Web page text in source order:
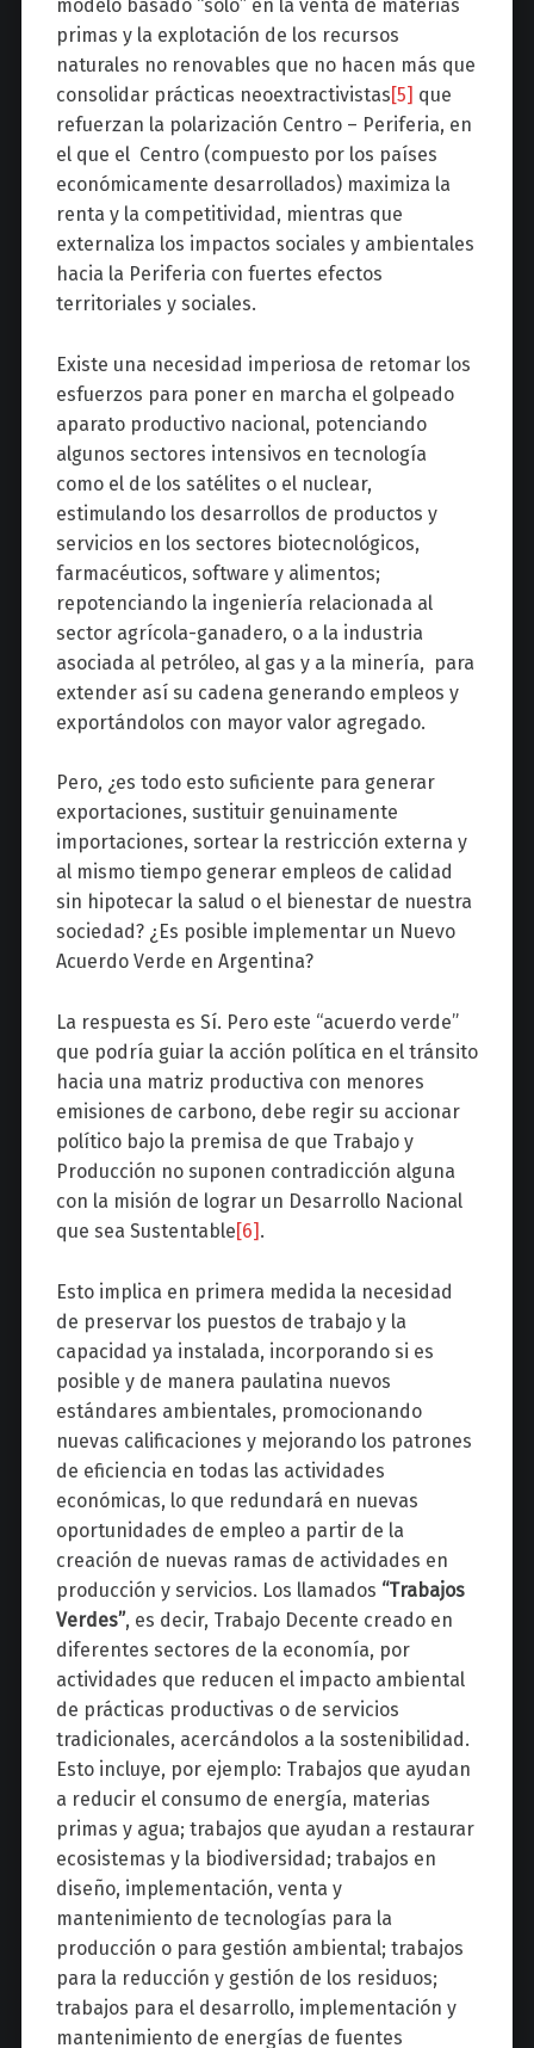
modelo basado “solo” en la venta de materias
primas y la explotación de los recursos
naturales no renovables que no hacen más que
consolidar prácticas neoextractivistas[5] que
refuerzan la polarización Centro – Periferia, en
el que el Centro (compuesto por los países
económicamente desarrollados) maxi­miza la
renta y la competitividad, mientras que
externaliza los impactos sociales y ambien­tales
hacia la Periferia con fuertes efectos
territoriales y sociales.
Existe una necesidad imperiosa de retomar los
esfuerzos para poner en marcha el golpeado
aparato productivo nacional, potenciando
algunos sectores intensivos en tecnología
como el de los satélites o el nuclear,
estimulando los desarrollos de productos y
servicios en los sectores biotecnológicos,
farmacéuticos, software y alimentos;
repotenciando la ingeniería relacionada al
sector agrícola-ganadero, o a la industria
asociada al petróleo, al gas y a la minería, para
extender así su cadena generando empleos y
exportándolos con mayor valor agregado.
Pero, ¿es todo esto suficiente para generar
exportaciones, sustituir genuinamente
importaciones, sortear la restricción externa y
al mismo tiempo generar empleos de calidad
sin hipotecar la salud o el bienestar de nuestra
sociedad? ¿Es posible implementar un Nuevo
Acuerdo Verde en Argentina?
La respuesta es Sí. Pero este “acuerdo verde”
que podría guiar la acción política en el tránsito
hacia una matriz productiva con menores
emisiones de carbono, debe regir su accionar
político bajo la premisa de que Trabajo y
Producción no suponen contradicción alguna
con la misión de lograr un Desarrollo Nacional
que sea Sustentable [6] .
Esto implica en primera medida la necesidad
de preservar los puestos de trabajo y la
capacidad ya instalada, incorporando si es
posible y de manera paulatina nuevos
estándares ambientales, promocionando
nuevas calificaciones y mejorando los patrones
de eficiencia en todas las actividades
económicas, lo que redundará en nuevas
oportunidades de empleo a partir de la
creación de nuevas ramas de actividades en
producción y servicios. Los llamados “Trabajos
Verdes”, es decir, Trabajo Decente creado en
diferentes sectores de la economía, por
actividades que reducen el impacto ambiental
de prácticas productivas o de servicios
tradicionales, acercándolos a la sostenibilidad.
Esto incluye, por ejemplo: Trabajos que ayudan
a reducir el consumo de energía, materias
primas y agua; trabajos que ayudan a restaurar
ecosistemas y la biodiversidad; trabajos en
diseño, implementación, venta y
mantenimiento de tecnologías para la
producción o para gestión ambiental; trabajos
para la reducción y gestión de los residuos;
trabajos para el desarrollo, implementación y
mantenimiento de energías de fuentes